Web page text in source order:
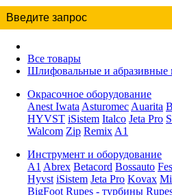
Все товары
Шлифовальные и абразивные
Окрасочное оборудование
Anest Iwata Asturomec Auarita
HYVST iSistem Italco Jeta Pro
Walcom Zip Remix A1
Инструмент и оборудование
A1 Abrex Betacord Bossauto
Hyvst iSistem Jeta Pro Kovax
BigFoot Rupes - турбины